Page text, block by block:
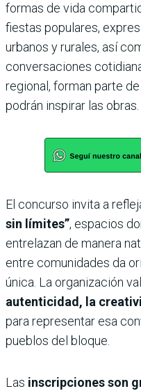
formas de vida
fiestas populares,
urbanos y rurales, así
conversaciones
regional, forman parte
podrán inspirar las obras.
El concurso invita a
sin límites”, espacios
entrelazan de manera
entre comunidades da
única. La organización
autenticidad, la
para representar esa
pueblos del bloque.
Las inscripciones son